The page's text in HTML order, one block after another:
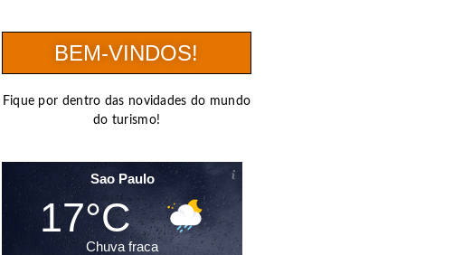
BEM-VINDOS!
Fique por dentro das novidades do mundo
do turismo!
Sao Paulo
17°C
Chuva fraca